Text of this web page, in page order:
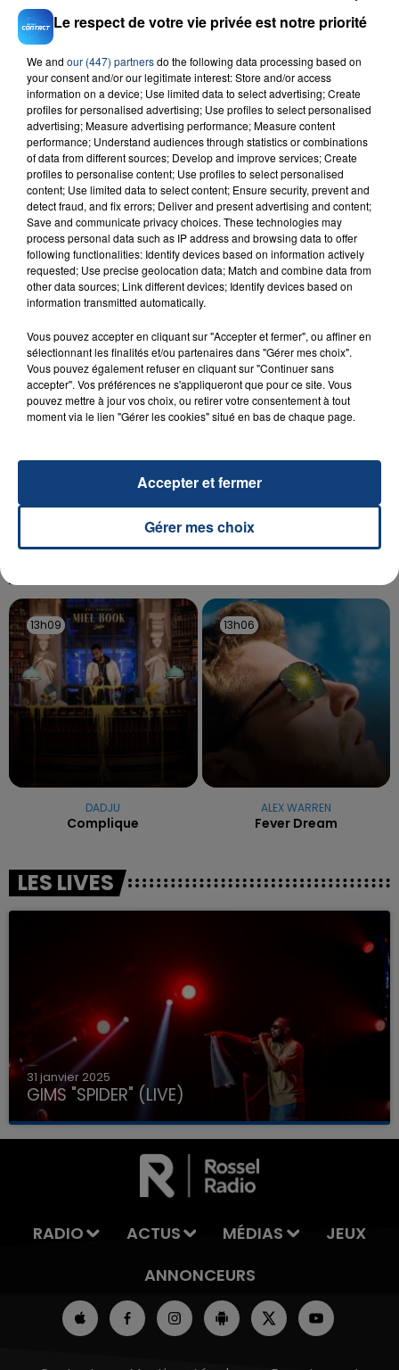
FIL D'ACTU
23 juillet 2026
INCENDIE MORTEL À LENS : UNE FEMME ET
SON BÉBÉ ENTRE LA VIE ET LA...
Un homme s'est immolé par le feu après avoir
aspergé sa compagne et leur bébé de trois mois
d'un liquide inflammable.
OPÉRER DE LA CHEVILLE RESSORT DE LA...
La famille a porté plainte contre la clinique qui a
reconnu sa responsabilité et présenté ses
excuses.
13h09
13h09
DADJU
Complique
13h06
13h06
ALEX WARREN
Fever Dream
LES LIVES
31 janvier 2025
GIMS "SPIDER" (LIVE)
RADIO ACTUS MÉDIAS
JEUX
ANNONCEURS
Le respect de votre vie privée est notre priorité
We and our (447) partnersdo the following data processing based on
your consent and/or our legitimate interest: Store and/or access
information on a device; Use limited data to select advertising; Create
profiles for personalised advertising; Use profiles to select personalised
advertising; Measure advertising performance; Measure content
performance; Understand audiences through statistics or combinations
of data from different sources; Develop and improve services; Create
profiles to personalise content; Use profiles to select personalised
content; Use limited data to select content; Ensure security, prevent and
detect fraud, and fix errors; Deliver and present advertising and content;
Save and communicate privacy choices. These technologies may
process personal data such as IP address and browsing data to offer
following functionalities: Identify devices based on information actively
requested; Use precise geolocation data; Match and combine data from
other data sources; Link different devices; Identify devices based on
information transmitted automatically.
Vous pouvez accepter en cliquant sur "Accepter et fermer", ou affiner en
sélectionnant les finalités et/ou partenaires dans "Gérer mes choix".
Vous pouvez également refuser en cliquant sur "Continuer sans
accepter". Vos préférences ne s'appliqueront que pour ce site. Vous
pouvez mettre à jour vos choix, ou retirer votre consentement à tout
moment via le lien "Gérer les cookies" situé en bas de chaque page.
Gérer mes choix
Accepter et fermer